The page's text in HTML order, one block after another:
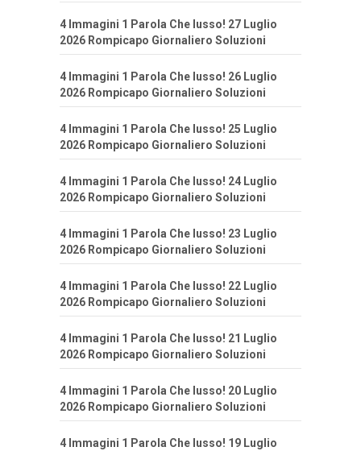
4 Immagini 1 Parola Che lusso! 27 Luglio
2026 Rompicapo Giornaliero Soluzioni
4 Immagini 1 Parola Che lusso! 26 Luglio
2026 Rompicapo Giornaliero Soluzioni
4 Immagini 1 Parola Che lusso! 25 Luglio
2026 Rompicapo Giornaliero Soluzioni
4 Immagini 1 Parola Che lusso! 24 Luglio
2026 Rompicapo Giornaliero Soluzioni
4 Immagini 1 Parola Che lusso! 23 Luglio
2026 Rompicapo Giornaliero Soluzioni
4 Immagini 1 Parola Che lusso! 22 Luglio
2026 Rompicapo Giornaliero Soluzioni
4 Immagini 1 Parola Che lusso! 21 Luglio
2026 Rompicapo Giornaliero Soluzioni
4 Immagini 1 Parola Che lusso! 20 Luglio
2026 Rompicapo Giornaliero Soluzioni
4 Immagini 1 Parola Che lusso! 19 Luglio